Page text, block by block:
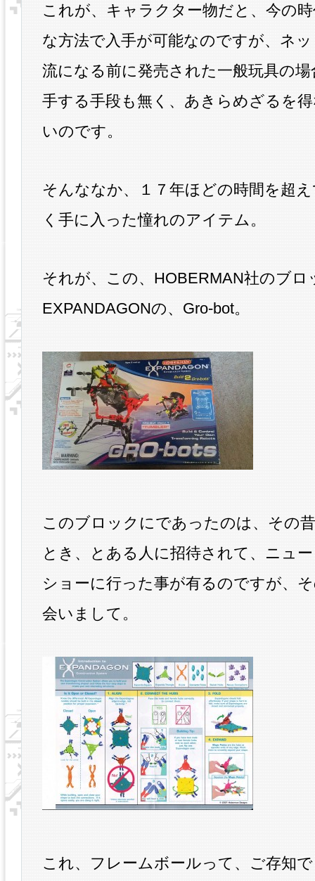
これが、キャラクター物だと、今の
な方法で入手が可能なのですが、ネ
流になる前に発売された一般玩具の場
手する手段も無く、あきらめざるを
いのです。
そんななか、１７年ほどの時間を超
く手に入った憧れのアイテム。
それが、この、HOBERMAN社のブロ
EXPANDAGONの、Gro-bot。
このブロックにであったのは、その
とき、とある人に招待されて、ニュ
ショーに行った事が有るのですが、
会いまして。
これ、フレームボールって、ご存知